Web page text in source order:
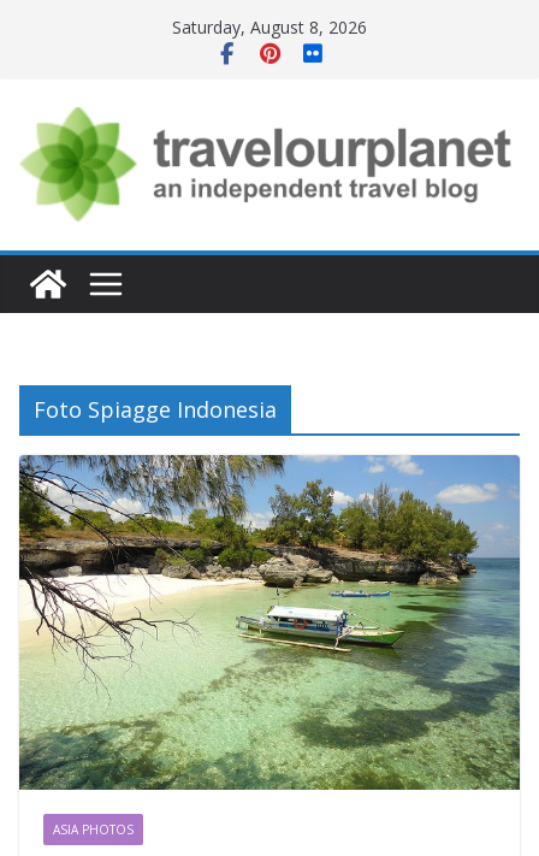
Saturday, August 8, 2026
Foto Spiagge Indonesia
ASIA PHOTOS